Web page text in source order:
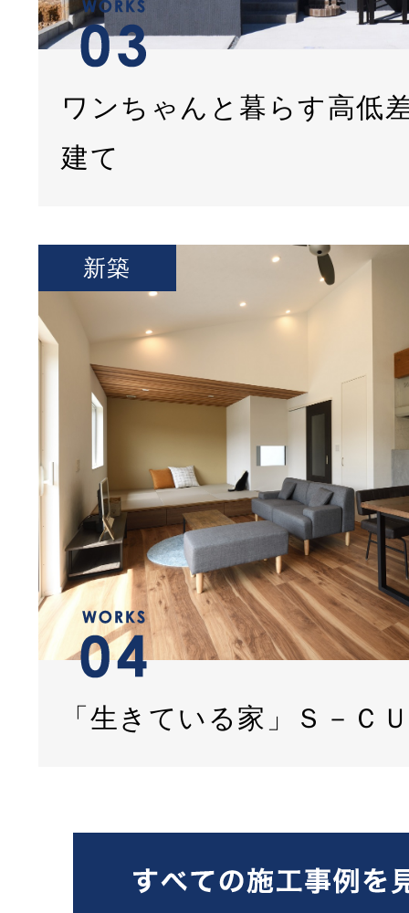
ワンちゃんと暮らす高低
建て
「生きている家」Ｓ－Ｃ
新築